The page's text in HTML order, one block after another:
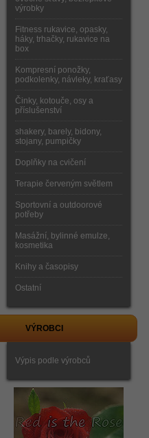
výrobky
Fitness rukavice, opasky,
háky, trhačky, rukavice na
box
Kompresní ponožky,
podkolenky, návleky, kraťasy
Činky, kotouče, osy a
příslušenství
shakery, barely, bidony,
stojany, pumpičky
Doplňky na cvičení
Terapie červeným světlem
Sportovní a outdoorové
potřeby
Masážní, bylinné emulze,
kosmetika
Knihy a časopisy
Ostatní
VÝROBCI
Výpis podle výrobců